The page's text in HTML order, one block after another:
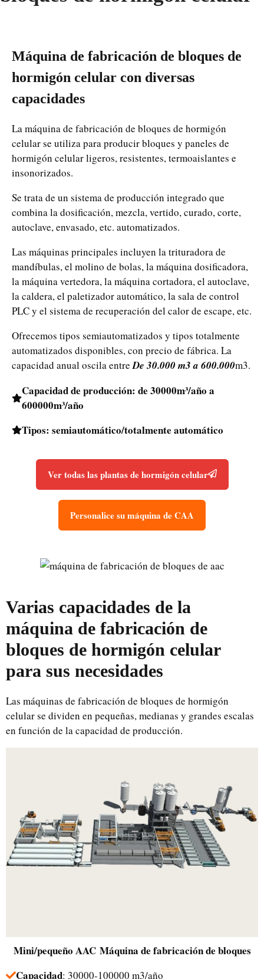
Máquina de fabricación de bloques de
hormigón celular con diversas
capacidades
La máquina de fabricación de bloques de hormigón
celular se utiliza para producir bloques y paneles de
hormigón celular ligeros, resistentes, termoaislantes e
insonorizados.
Se trata de un sistema de producción integrado que
combina la dosificación, mezcla, vertido, curado, corte,
autoclave, envasado, etc. automatizados.
Las máquinas principales incluyen la trituradora de
mandíbulas, el molino de bolas, la máquina dosificadora,
la máquina vertedora, la máquina cortadora, el autoclave,
la caldera, el paletizador automático, la sala de control
PLC y el sistema de recuperación del calor de escape, etc.
Ofrecemos tipos semiautomatizados y tipos totalmente
automatizados disponibles, con precio de fábrica. La
capacidad anual oscila entreDe 30.000 m3 a 600.000m3.
Capacidad de producción: de 30000m³/año a
600000m³/año
Tipos: semiautomático/totalmente automático
Ver todas las plantas de hormigón celular
Personalice su máquina de CAA
Varias capacidades de la
máquina de fabricación de
bloques de hormigón celular
para sus necesidades
Las máquinas de fabricación de bloques de hormigón
celular se dividen en pequeñas, medianas y grandes escalas
en función de la capacidad de producción.
Mini/pequeño AAC Máquina de fabricación de bloques
Capacidad: 30000-100000 m3/año